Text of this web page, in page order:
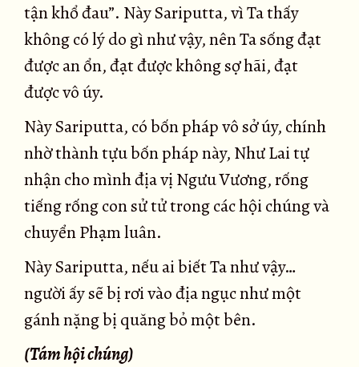
tận khổ đau”. Này Sariputta, vì Ta thấy
không có lý do gì như vậy, nên Ta sống đạt
được an ổn, đạt được không sợ hãi, đạt
được vô úy.
Này Sariputta, có bốn pháp vô sở úy, chính
nhờ thành tựu bốn pháp này, Như Lai tự
nhận cho mình địa vị Ngưu Vương, rống
tiếng rống con sử tử trong các hội chúng và
chuyển Phạm luân.
Này Sariputta, nếu ai biết Ta như vậy…
người ấy sẽ bị rơi vào địa ngục như một
gánh nặng bị quăng bỏ một bên.
(Tám hội chúng)